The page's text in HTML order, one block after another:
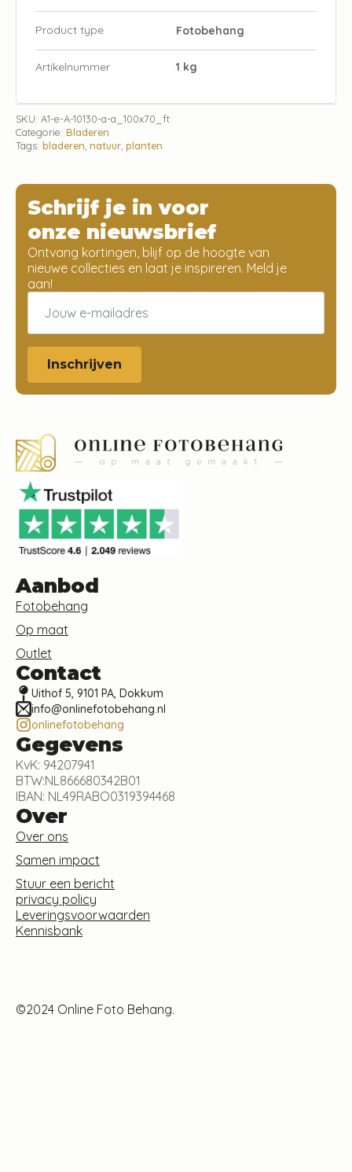
Product type Fotobehang
Artikelnummer 1 kg
SKU: A1-e-A-10130-a-a_100x70_ft
Categorie: Bladeren
Tags: bladeren natuur planten
Schrijf je in voor
onze nieuwsbrief
Ontvang kortingen, blijf op de hoogte van
nieuwe collecties en laat je inspireren. Meld je
aan!
Email
Inschrijven
Aanbod
Fotobehang
Op maat
Outlet
Contact
Uithof 5, 9101 PA, Dokkum
info@onlinefotobehang.nl
onlinefotobehang
Gegevens
KvK: 94207941
BTW:NL866680342B01
IBAN: NL49RABO0319394468
Over
Over ons
Samen impact
Stuur een bericht
privacy policy
Leveringsvoorwaarden
Kennisbank
©2024 Online Foto Behang.